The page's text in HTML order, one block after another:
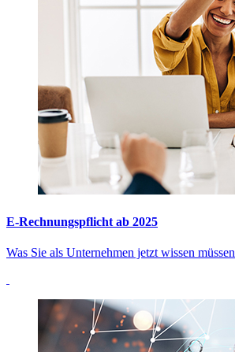
E-Rechnungspflicht ab 2025
Was Sie als Unternehmen jetzt wissen müssen